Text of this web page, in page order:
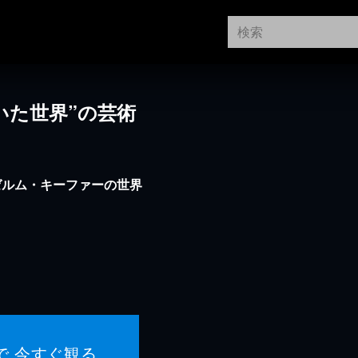
世界”の芸術
ム・キーファーの世界
今すぐ観る